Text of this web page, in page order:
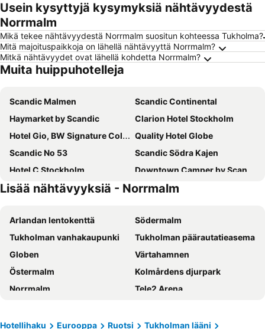
Usein kysyttyjä kysymyksiä nähtävyydestä
Norrmalm
Mikä tekee nähtävyydestä Norrmalm suositun kohteessa Tukholma?
Mitä majoituspaikkoja on lähellä nähtävyyttä Norrmalm?
Mitkä nähtävyydet ovat lähellä kohdetta Norrmalm?
Muita huippuhotelleja
Scandic Malmen
Scandic Continental
Haymarket by Scandic
Clarion Hotel Stockholm
Hotel Gio, BW Signature Collection
Quality Hotel Globe
Scandic No 53
Scandic Södra Kajen
Hotel C Stockholm
Downtown Camper by Scandic
Scandic Grand Central
Scandic Go Sankt Eriksgatan 20
STF Hotel Zinkensdamm
Comfort Hotel Xpress Stockholm Central
Scandic Sjöfartshotellet
Castle House Inn
Scandic Klara
Clarion Hotel Amaranten
Freys Hotel
Quality Hotel Strawberry Arena
Hotel Kungsträdgården
Hotel Hotorget, BW Signature Collection
Rygerfjord Hotel & Hostel
Scandic Alvik
Lisää nähtävyyksiä - Norrmalm
Arlandan lentokenttä
Södermalm
Tukholman vanhakaupunki
Tukholman päärautatieasema
Globen
Värtahamnen
Östermalm
Kolmårdens djurpark
Norrmalm
Tele2 Arena
Solna Kyrka
Djurgården
Hotellihaku Eurooppa Ruotsi
Tukholman lääni